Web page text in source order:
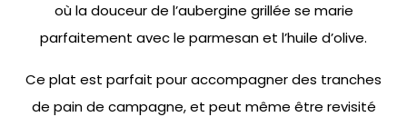
où la douceur de l’aubergine grillée se marie
parfaitement avec le parmesan et l’huile d’olive.
Ce plat est parfait pour accompagner des tranches
de pain de campagne, et peut même être revisité